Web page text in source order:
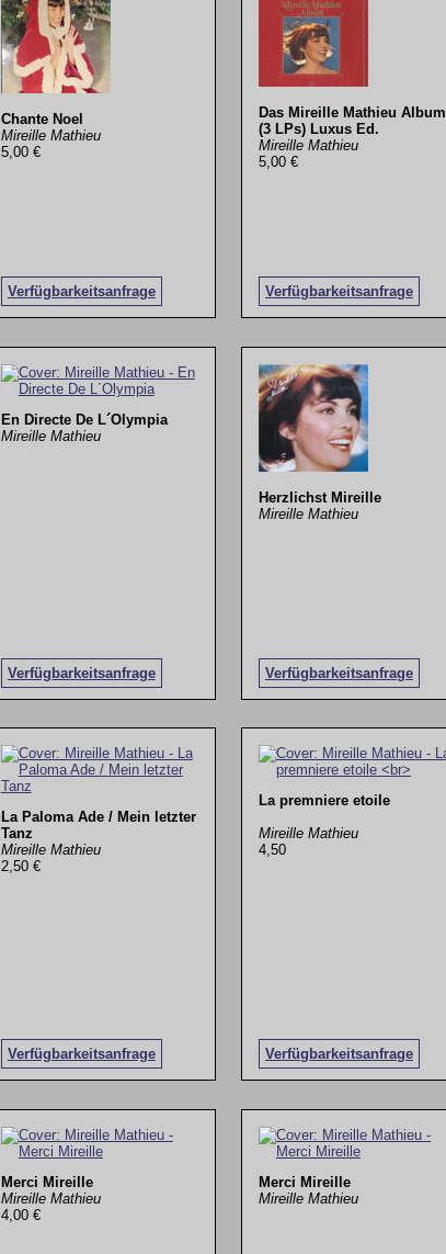
Chante Noel
Mireille Mathieu
5,00 €
Verfügbarkeitsanfrage
Das Mireille Mathieu Album
(3 LPs) Luxus Ed.
Mireille Mathieu
5,00 €
Verfügbarkeitsanfrage
En Directe De L´Olympia
Mireille Mathieu
Verfügbarkeitsanfrage
Herzlichst Mireille
Mireille Mathieu
Verfügbarkeitsanfrage
La Paloma Ade / Mein letzter
Tanz
Mireille Mathieu
2,50 €
Verfügbarkeitsanfrage
La premniere etoile
Mireille Mathieu
4,50
Verfügbarkeitsanfrage
Merci Mireille
Mireille Mathieu
4,00 €
Merci Mireille
Mireille Mathieu